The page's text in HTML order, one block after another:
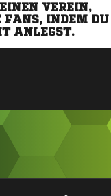
VEREIN,
FANS, INDEM DU
ANLEGST.